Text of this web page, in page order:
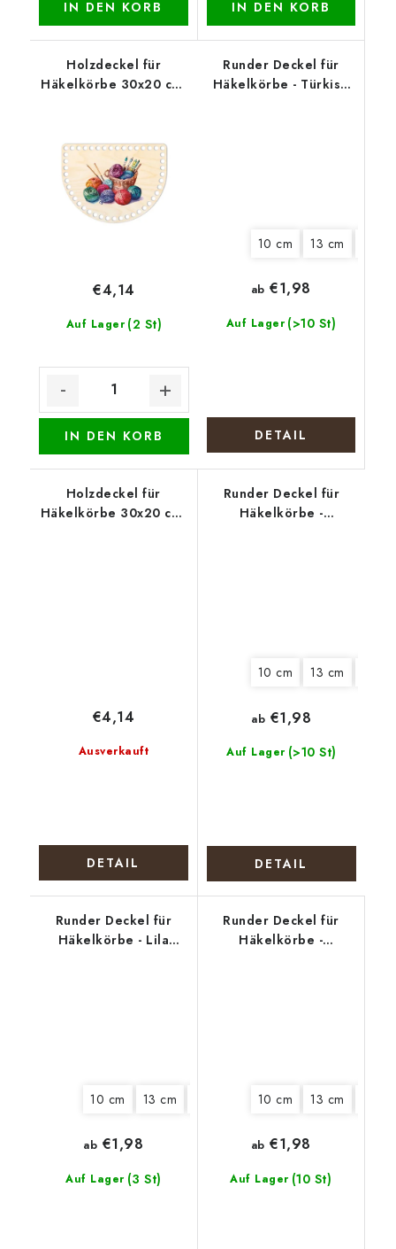
IN DEN KORB IN DEN KORB
Holzdeckel für
Häkelkörbe 30x20 cm,
Auf Lager (2 St)
€4,14
IN DEN KORB
Runder Deckel für
Häkelkörbe - Türkise
10 cm 13 cm
Auf Lager (>10 St)
ab €1,98
DETAIL
Holzdeckel für
Häkelkörbe 30x20 cm,
Ausverkauft
€4,14
DETAIL
Runder Deckel für
Häkelkörbe -
10 cm 13 cm
Auf Lager (>10 St)
ab €1,98
DETAIL
Runder Deckel für
Häkelkörbe - Lila
10 cm 13 cm 18 cm 22 cm
Auf Lager (3 St)
ab €1,98
Runder Deckel für
Häkelkörbe -
10 cm 13 cm
Auf Lager (10 St)
ab €1,98